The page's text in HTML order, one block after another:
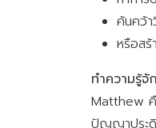
ค้นคว้
หรือส
ทำความรู้
Matthew
ปัญญาประดิ